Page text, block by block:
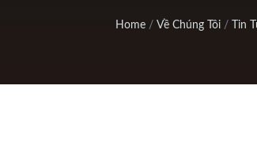
Sản Xuất
Home / Về Chúng Tôi / Tin